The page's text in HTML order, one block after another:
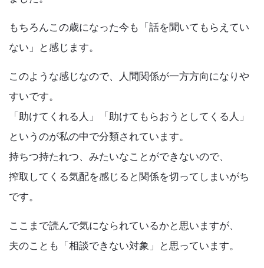
もちろんこの歳になった今も「話を聞いてもらえてい
ない」と感じます。
このような感じなので、人間関係が一方方向になりや
すいです。
「助けてくれる人」「助けてもらおうとしてくる人」
というのが私の中で分類されています。
持ちつ持たれつ、みたいなことができないので、
搾取してくる気配を感じると関係を切ってしまいがち
です。
ここまで読んで気になられているかと思いますが、
夫のことも「相談できない対象」と思っています。